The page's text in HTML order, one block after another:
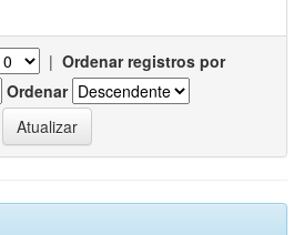
| Ordenar registros por
Ordenar